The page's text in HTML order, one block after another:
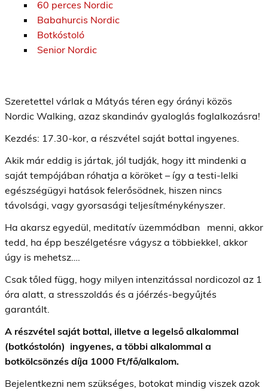
60 perces Nordic
Babahurcis Nordic
Botkóstoló
Senior Nordic
Szeretettel várlak a Mátyás téren egy órányi közös
Nordic Walking, azaz skandináv gyaloglás foglalkozásra!
Kezdés: 17.30-kor, a részvétel saját bottal ingyenes.
Akik már eddig is jártak, jól tudják, hogy itt mindenki a
saját tempójában róhatja a köröket – így a testi-lelki
egészségügyi hatások felerősödnek, hiszen nincs
távolsági, vagy gyorsasági teljesítménykényszer.
Ha akarsz egyedül, meditatív üzemmódban menni, akkor
tedd, ha épp beszélgetésre vágysz a többiekkel, akkor
úgy is mehetsz….
Csak tőled függ, hogy milyen intenzitással nordicozol az 1
óra alatt, a stresszoldás és a jóérzés-begyűjtés
garantált.
A részvétel saját bottal, illetve a legelső alkalommal
(botkóstolón) ingyenes, a többi alkalommal a
botkölcsönzés díja 1000 Ft/fő/alkalom.
Bejelentkezni nem szükséges, botokat mindig viszek azok